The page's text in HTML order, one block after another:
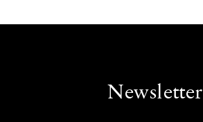
Newsletter